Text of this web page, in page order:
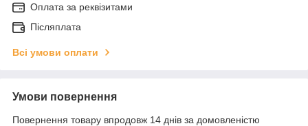
Оплата за реквізитами
Післяплата
Всі умови оплати
Умови повернення
Повернення товару впродовж 14 днів за домовленістю